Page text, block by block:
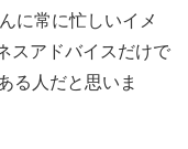
に常に忙しいイメ
スアドバイスだけで
る人だと思いま